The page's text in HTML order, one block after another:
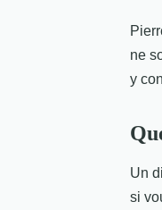
ne
y
Un
si